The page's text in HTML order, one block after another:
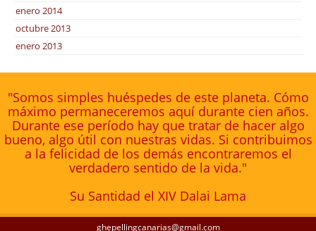
enero 2014
octubre 2013
enero 2013
"Somos simples huéspedes de este planeta. Cómo
máximo permaneceremos aquí durante cien años.
Durante ese período hay que tratar de hacer algo
bueno, algo útil con nuestras vidas. Si contribuimos
a la felicidad de los demás encontraremos el
verdadero sentido de la vida."
Su Santidad el XIV Dalai Lama
ghepellingcanarias@gmail.com